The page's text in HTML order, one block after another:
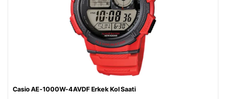
Casio AE-1000W-4AVDF Erkek Kol Saati